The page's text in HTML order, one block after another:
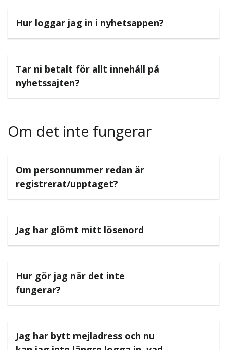
Hur loggar jag in i nyhetsappen?
Tar ni betalt för allt innehåll på
nyhetssajten?
Om det inte fungerar
Om personnummer redan är
registrerat/upptaget?
Jag har glömt mitt lösenord
Hur gör jag när det inte
fungerar?
Jag har bytt mejladress och nu